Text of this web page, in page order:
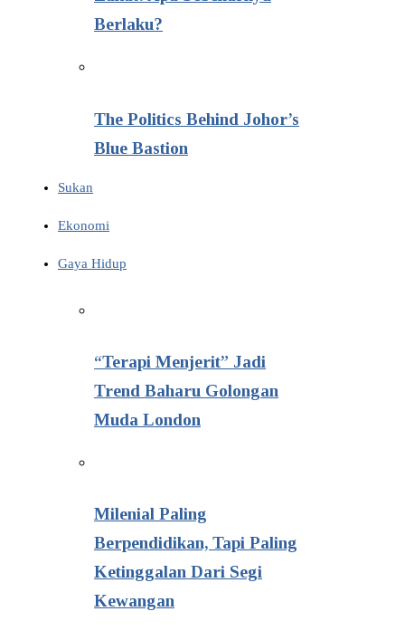
Berlaku?
The Politics Behind Johor’s
Blue Bastion
Sukan
Ekonomi
Gaya Hidup
“Terapi Menjerit” Jadi
Trend Baharu Golongan
Muda London
Milenial Paling
Berpendidikan, Tapi Paling
Ketinggalan Dari Segi
Kewangan